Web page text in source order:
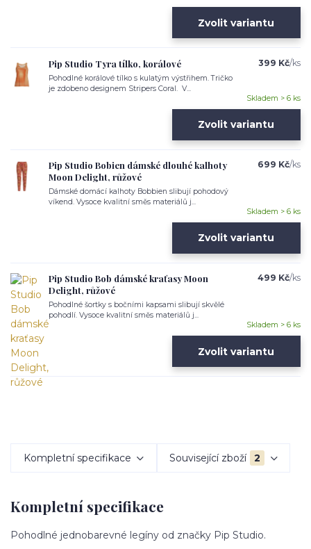
Zvolit variantu
Pip Studio Tyra tílko, korálové
Pohodlné korálové tílko s kulatým výstřihem. Tričko
je zdobeno designem Stripers Coral. V...
399 Kč/ks
Skladem > 6 ks
Zvolit variantu
Pip Studio Bobien dámské dlouhé kalhoty
Moon Delight, růžové
Dámské domácí kalhoty Bobbien slibují pohodový
víkend. Vysoce kvalitní směs materiálů j...
699 Kč/ks
Skladem > 6 ks
Zvolit variantu
Pip Studio Bob dámské kraťasy Moon
Delight, růžové
Pohodlné šortky s bočními kapsami slibují skvělé
pohodlí. Vysoce kvalitní směs materiálů j...
499 Kč/ks
Skladem > 6 ks
Zvolit variantu
Kompletní specifikace Související zboží 2
Kompletní specifikace
Pohodlné jednobarevné legíny od značky Pip Studio.